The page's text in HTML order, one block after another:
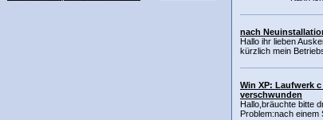
nach
Hallo ihr lieben
kürzlich mein
Win XP: Laufwerk
verschwunden
Hallo,bräuchte bitte
Problem:nach